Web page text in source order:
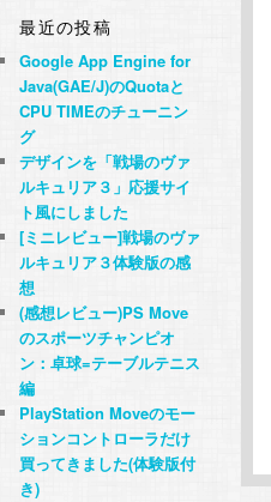
最近の投稿
Google App Engine for
Java(GAE/J)のQuotaと
CPU TIMEのチューニン
グ
デザインを「戦場のヴァ
ルキュリア３」応援サイ
ト風にしました
[ミニレビュー]戦場のヴァ
ルキュリア３体験版の感
想
(感想レビュー)PS Move
のスポーツチャンピオ
ン：卓球=テーブルテニス
編
PlayStation Moveのモー
ションコントローラだけ
買ってきました(体験版付
き)